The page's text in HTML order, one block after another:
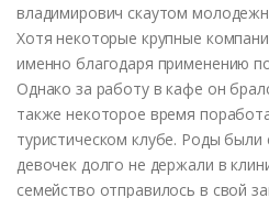
владимирович скаутом
Хотя некоторые крупные
именно благодаря применению
Однако за работу в кафе он
также некоторое время
туристическом клубе. Роды
девочек долго не держали в
семейство отправилось в свой